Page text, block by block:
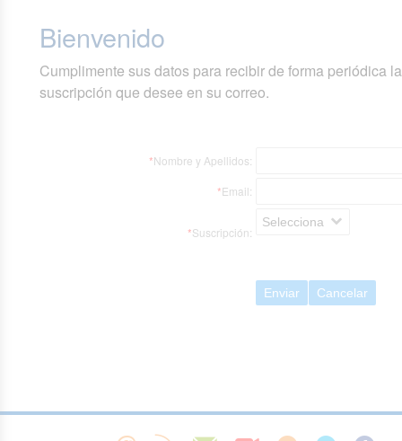
Bienvenido
Cumplimente sus datos para recibir de forma periódica
suscripción que desee en su correo.
*Nombre y Apellidos:
*Email:
*Suscripción:
Selecciona
Enviar Cancelar